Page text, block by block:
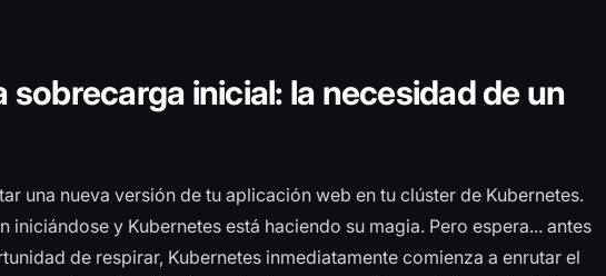
inicial: la necesidad de un
una nueva versión de tu aplicación web en tu clúster de Kubernetes.
y Kubernetes está haciendo su magia. Pero espera... antes
de respirar, Kubernetes inmediatamente comienza a enrutar el